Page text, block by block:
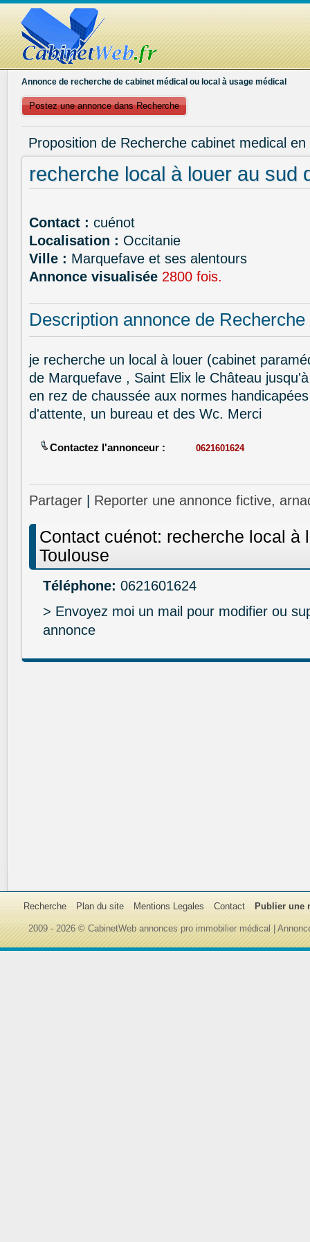
Annonce de recherche de cabinet médical ou local à usage médical
Postez une annonce dans Recherche
Proposition de Recherche cabinet medical
recherche local à louer au sud
Contact : cuénot
Localisation : Occitanie
Ville : Marquefave et ses alentours
Annonce visualisée 2800 fois.
Description annonce de
je recherche un local à louer (cabinet
de Marquefave , Saint Elix le Château
en rez de chaussée aux normes
d'attente, un bureau et des Wc. Merci
Contactez l'annonceur : 0621601624
Partager Reporter une annonce fictive,
Contact cuénot: recherche local à
Toulouse
Téléphone: 0621601624
> Envoyez moi un mail pour modifier ou
annonce
Recherche Plan du site Mentions Legales Contact Publier une
2009 - 2026 © CabinetWeb annonces pro immobilier médical |